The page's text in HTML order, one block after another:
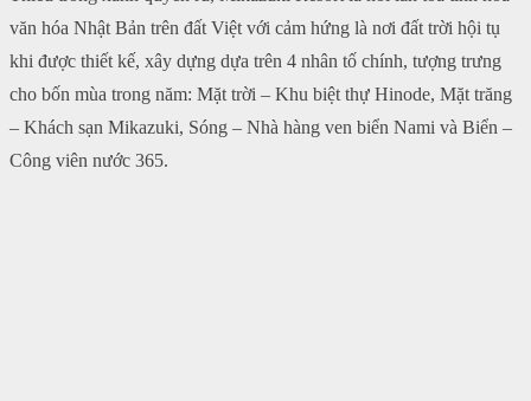
văn hóa Nhật Bản trên đất Việt với cảm hứng là nơi đất trời hội tụ
khi được thiết kế, xây dựng dựa trên 4 nhân tố chính, tượng trưng
cho bốn mùa trong năm: Mặt trời – Khu biệt thự Hinode, Mặt trăng
– Khách sạn Mikazuki, Sóng – Nhà hàng ven biển Nami và Biển –
Công viên nước 365.